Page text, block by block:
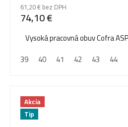
61,20 € bez DPH
74,10 €
Vysoká pracovná obuv Cofra
39
40 41 42 43 44
Akcia
Tip